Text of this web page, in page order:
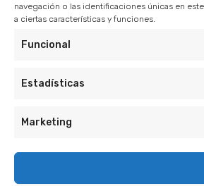
navegación o las identificaciones únicas en
a ciertas características y funciones.
Funcional
Estadísticas
Marketing